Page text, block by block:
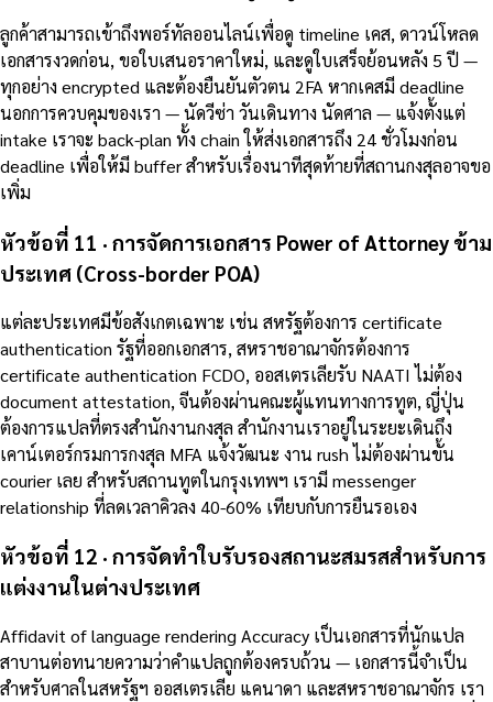
ลูกค้าสามารถเข้าถึงพอร์ทัลออนไลน์เพื่อดู timeline เคส, ดาวน์โหลด
เอกสารงวดก่อน, ขอใบเสนอราคาใหม่, และดูใบเสร็จย้อนหลัง 5 ปี —
ทุกอย่าง encrypted และต้องยืนยันตัวตน 2FA หากเคสมี deadline
นอกการควบคุมของเรา — นัดวีซ่า วันเดินทาง นัดศาล — แจ้งตั้งแต่
intake เราจะ back-plan ทั้ง chain ให้ส่งเอกสารถึง 24 ชั่วโมงก่อน
deadline เพื่อให้มี buffer สำหรับเรื่องนาทีสุดท้ายที่สถานกงสุลอาจขอ
เพิ่ม
หัวข้อที่ 11 · การจัดการเอกสาร Power of Attorney ข้าม
ประเทศ (Cross-border POA)
แต่ละประเทศมีข้อสังเกตเฉพาะ เช่น สหรัฐต้องการ certificate
authentication รัฐที่ออกเอกสาร, สหราชอาณาจักรต้องการ
certificate authentication FCDO, ออสเตรเลียรับ NAATI ไม่ต้อง
document attestation, จีนต้องผ่านคณะผู้แทนทางการทูต, ญี่ปุ่น
ต้องการแปลที่ตรงสำนักงานกงสุล สำนักงานเราอยู่ในระยะเดินถึง
เคาน์เตอร์กรมการกงสุล MFA แจ้งวัฒนะ งาน rush ไม่ต้องผ่านขั้น
courier เลย สำหรับสถานทูตในกรุงเทพฯ เรามี messenger
relationship ที่ลดเวลาคิวลง 40-60% เทียบกับการยืนรอเอง
หัวข้อที่ 12 · การจัดทำใบรับรองสถานะสมรสสำหรับการ
แต่งงานในต่างประเทศ
Affidavit of language rendering Accuracy เป็นเอกสารที่นักแปล
สาบานต่อทนายความว่าคำแปลถูกต้องครบถ้วน — เอกสารนี้จำเป็น
สำหรับศาลในสหรัฐฯ ออสเตรเลีย แคนาดา และสหราชอาณาจักร เรา